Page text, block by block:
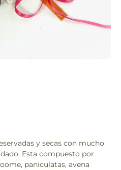
y secas con mucho
Esta compuesto por
paniculatas, avena